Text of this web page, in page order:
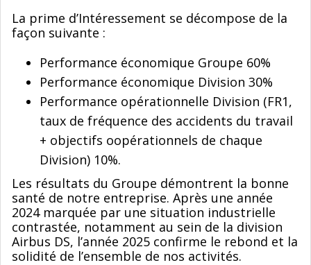
La prime d’Intéressement se décompose de la
façon suivante :
Performance économique Groupe 60%
Performance économique Division 30%
Performance opérationnelle Division (FR1,
taux de fréquence des accidents du travail
+ objectifs oopérationnels de chaque
Division) 10%.
Les résultats du Groupe démontrent la bonne
santé de notre entreprise. Après une année
2024 marquée par une situation industrielle
contrastée, notamment au sein de la division
Airbus DS, l’année 2025 confirme le rebond et la
solidité de l’ensemble de nos activités.